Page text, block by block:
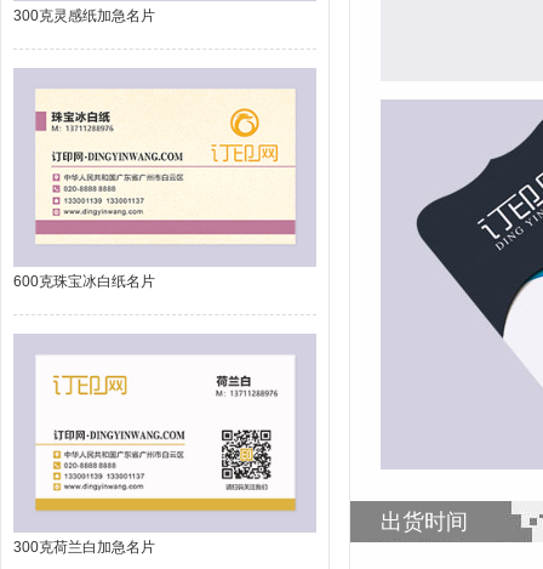
300克灵感纸加急名片
600克珠宝冰白纸名片
300克荷兰白加急名片
出货时间